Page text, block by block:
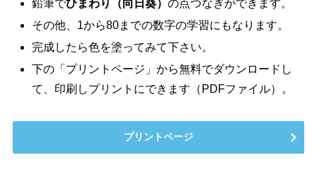
鉛筆でひまわり（向日葵）の点つなぎができます。
その他、1から80までの数字の学習にもなります。
完成したら色を塗ってみて下さい。
下の「プリントページ」から無料でダウンロードし
て、印刷しプリントにできます（PDFファイル）。
プリントページ